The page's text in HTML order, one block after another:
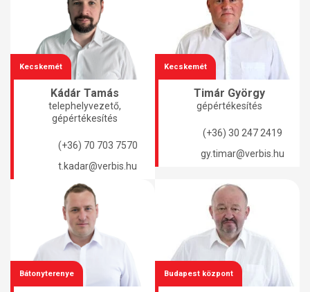
Kecskemét
Kádár Tamás
telephelyvezető,
gépértékesítés
(+36) 70 703 7570
t.kadar@verbis.hu
Kecskemét
Timár György
gépértékesítés
(+36) 30 247 2419
gy.timar@verbis.hu
Bátonyterenye Budapest központ